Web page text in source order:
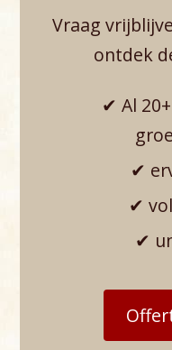
Vraag
ontdek
✔ Al
✔
✔
✔